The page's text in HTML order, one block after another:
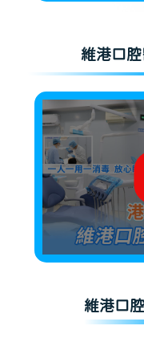
維港口
維港口